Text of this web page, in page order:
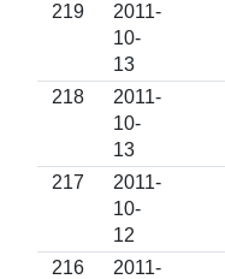
219
2011-
10-
13
218
2011-
10-
13
217
2011-
10-
12
216
2011-